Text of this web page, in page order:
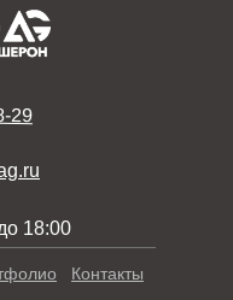
29
18:00
Контакты